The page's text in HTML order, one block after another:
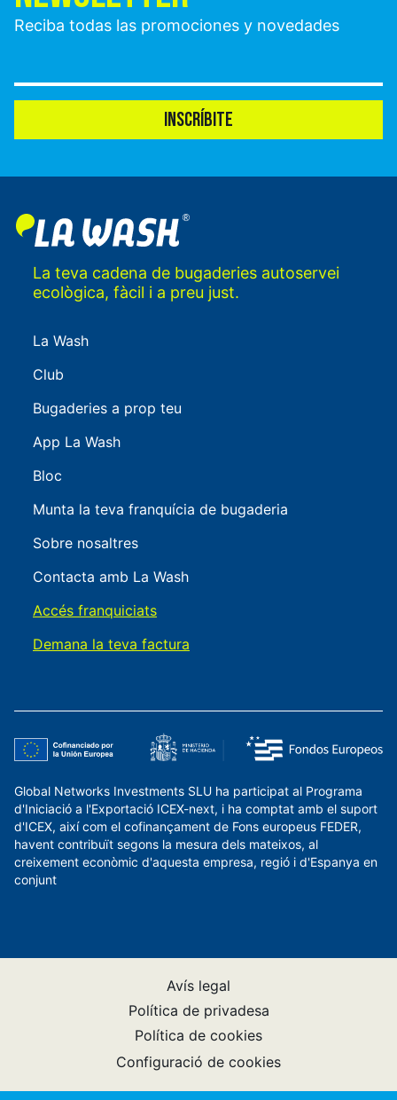
Reciba todas las promociones y novedades
INSCRÍBITE
La teva cadena de bugaderies autoservei
ecològica, fàcil i a preu just.
La Wash
Club
Bugaderies a prop teu
App La Wash
Bloc
Munta la teva franquícia de bugaderia
Sobre nosaltres
Contacta amb La Wash
Accés franquiciats
Demana la teva factura
Global Networks Investments SLU ha participat al Programa
d'Iniciació a l'Exportació ICEX-next, i ha comptat amb el suport
d'ICEX, així com el cofinançament de Fons europeus FEDER,
havent contribuït segons la mesura dels mateixos, al
creixement econòmic d'aquesta empresa, regió i d'Espanya en
conjunt
Avís legal
Política de privadesa
Política de cookies
Configuració de cookies